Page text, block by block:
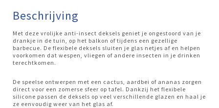
Beschrijving
Met deze vrolijke anti-insect deksels geniet je ongestoord van je
drankje in de tuin, op het balkon of tijdens een gezellige
barbecue. De flexibele deksels sluiten je glas netjes af en helpen
voorkomen dat wespen, vliegen of andere insecten in je drinken
terechtkomen.
De speelse ontwerpen met een cactus, aardbei of ananas zorgen
direct voor een zomerse sfeer op tafel. Dankzij het flexibele
silicone passen de deksels op veel verschillende glazen en haal je
ze eenvoudig weer van het glas af.